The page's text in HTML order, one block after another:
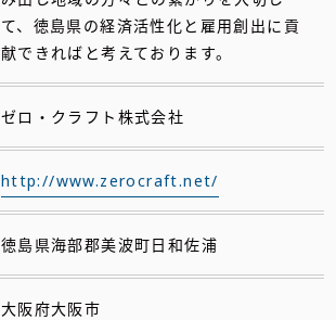
て、徳島県の経済活性化と雇用創出に貢
献できればと考えております。
ゼロ・クラフト株式会社
http://www.zerocraft.net/
徳島県海部郡美波町日和佐浦
大阪府大阪市